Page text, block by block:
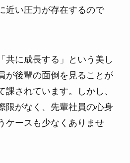
近い圧力が存在するので
共に成長する」という美し
が後輩の面倒を見ることが
課されています。しかし、
限がなく、先輩社員の心身
ケースも少なくありませ